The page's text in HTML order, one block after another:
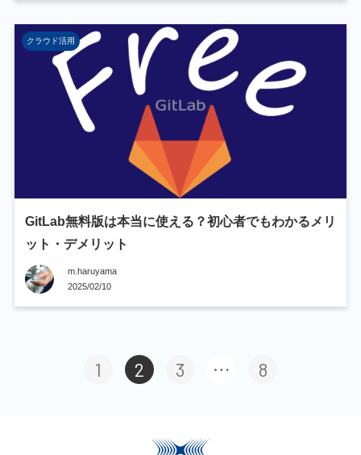
クラウド活用
GitLab無料版は本当に使える？初心者でもわかるメリ
ット・デメリット
m.haruyama
2025/02/10
1 2 3 8